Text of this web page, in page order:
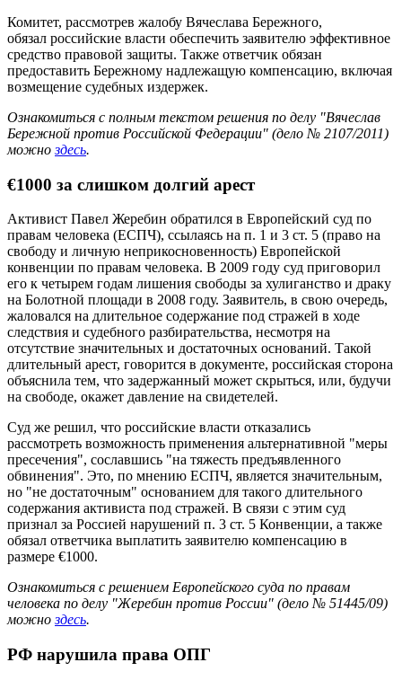
Комитет, рассмотрев жалобу Вячеслава Бережного,
обязал российские власти обеспечить заявителю эффективное
средство правовой защиты. Также ответчик обязан
предоставить Бережному надлежащую компенсацию, включая
возмещение судебных издержек.
Ознакомиться с полным текстом решения по делу "Вячеслав
Бережной против Российской Федерации" (дело № 2107/2011)
можноздесь.
€1000 за слишком долгий арест
Активист Павел Жеребин обратился в Европейский суд по
правам человека (ЕСПЧ), ссылаясь на п. 1 и 3 ст. 5 (право на
свободу и личную неприкосновенность) Европейской
конвенции по правам человека. В 2009 году суд приговорил
его к четырем годам лишения свободы за хулиганство и драку
на Болотной площади в 2008 году. Заявитель, в свою очередь,
жаловался на длительное содержание под стражей в ходе
следствия и судебного разбирательства, несмотря на
отсутствие значительных и достаточных оснований. Такой
длительный арест, говорится в документе, российская сторона
объяснила тем, что задержанный может скрыться, или, будучи
на свободе, окажет давление на свидетелей.
Суд же решил, что российские власти отказались
рассмотреть возможность применения альтернативной "меры
пресечения", сославшись "на тяжесть предъявленного
обвинения". Это, по мнению ЕСПЧ, является значительным,
но "не достаточным" основанием для такого длительного
содержания активиста под стражей. В связи с этим суд
признал за Россией нарушений п. 3 ст. 5 Конвенции, а также
обязал ответчика выплатить заявителю компенсацию в
размере €1000.
Ознакомиться с решением Европейского суда по правам
человека по делу "Жеребин против России" (дело № 51445/09)
можноздесь.
РФ нарушила права ОПГ